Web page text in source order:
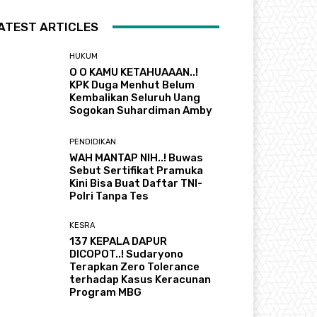
ARTICLES
HUKUM
O O KAMU KETAHUAAAN..!
KPK Duga Menhut Belum
Kembalikan Seluruh Uang
Sogokan Suhardiman Amby
PENDIDIKAN
WAH MANTAP NIH..! Buwas
Sebut Sertifikat Pramuka
Kini Bisa Buat Daftar TNI-
Polri Tanpa Tes
KESRA
137 KEPALA DAPUR
DICOPOT..! Sudaryono
Terapkan Zero Tolerance
terhadap Kasus Keracunan
Program MBG